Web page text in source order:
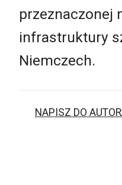
przeznaczonej
infrastruktury
Niemczech.
NAPISZ DO